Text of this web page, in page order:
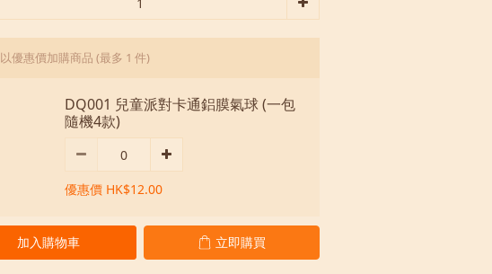
以優惠價加購商品 (最多 1 件)
DQ001 兒童派對卡通鋁膜氣球 (一包
隨機4款)
優惠價 HK$12.00
加入購物車 立即購買